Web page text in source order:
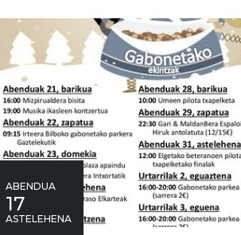
ABENDUA
17
ASTELEHENA